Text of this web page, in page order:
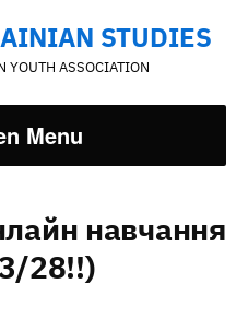
STUDIES
YOUTH ASSOCIATION
Menu
навчання
28!!)